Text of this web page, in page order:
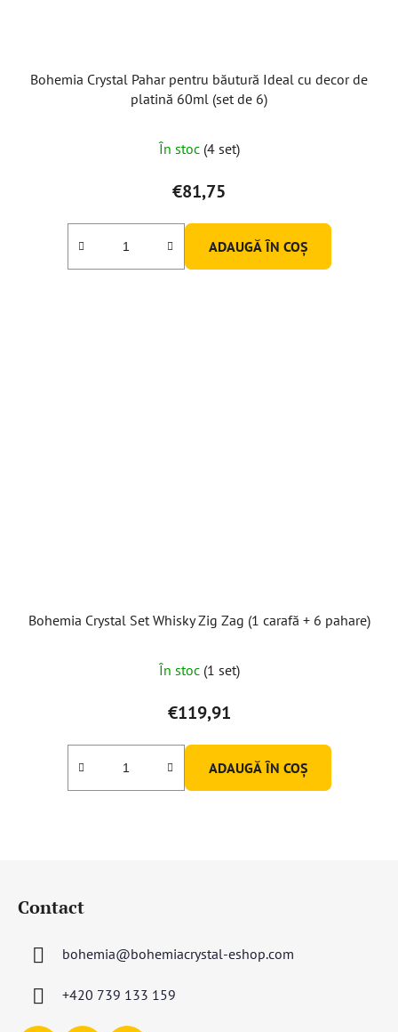
Bohemia Crystal Pahar pentru băutură Ideal cu decor de
platină 60ml (set de 6)
În stoc (4 set)
€81,75
ADAUGĂ ÎN COŞ
Bohemia Crystal Set Whisky Zig Zag (1 carafă + 6 pahare)
În stoc (1 set)
€119,91
ADAUGĂ ÎN COŞ
Contact
bohemia@bohemiacrystal-eshop.com
+420 739 133 159